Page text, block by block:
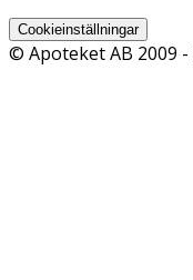
Cookieinställningar
© Apoteket AB 2009 -